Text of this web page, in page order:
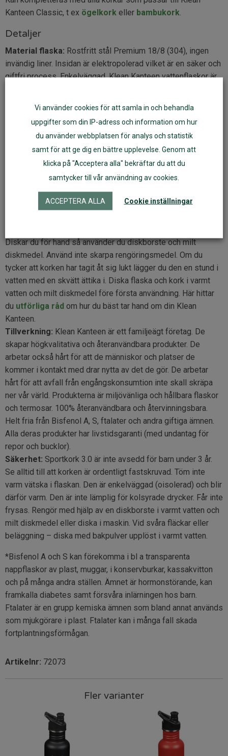
Kanteen Classic, t ex ögelkork eller bambukork.
Detaljer
Material flaska: Rostfritt stål Premium 18/8 (304), ingen
invändig liner. Insidan är elektropolerad vilket är en säker och
giftfri process. Enkelväggad. Klean Kanteen vattenflaskor är
ftalater och andra giftiga ämnen. Drickpip av
livsmedelsgodkänd silikon. Silikontätning mellan drickdel och
Borstat Stål, ofärgad med svart sportkork
höjd 23 cm utan kork, 27,6 cm inkl kork,
bottendiameter 7,3 cm, öppning diameter 4,4 cm
Flaskan rymmer 800 ml
Diskar du för hand så använder du diskborste och milt
diskmedel. Använd inte skarpa rengöringsmedel. Om du
tycker att korken har tagit åt sig lukt lägger du den en stund i
vatten med en skvätt ättika i. Diska flaska och kork i varmt
vatten och milt diskmedel före första användning. Här hittar
du utförliga råd om hur du bäst tar hand om din Klean
Kanteen.
Tillverkning: Klean Kanteen är ett familjeägt företag. De
skapar högkvalitativa och återanvändbara produkter. De
arbetar också hårt för att de människor och platser de
kommer i kontakt med drar nytta av det de gör. De arbetar
hårt för att avfall från engångskonsumtion inte skall skräpa
ner vår värld. Produkterna är miljövänliga och hållbara flaskor
och termosar. 100% återanvändbara och återvinningsbara.
Helt fria från Bisfenol A, S, ftalater och andra giftiga ämnen.
Alla deras produkter har livstidsgaranti (med undantag för
repor och bucklor).
Säkerhet: Sportkork 3.0 är inte avsedd för barn under 3 år.
Se alltid till att korken är ordentligt fastskruvad. Töm inte
varm vätska i flaskan. Den är enkelväggad (oisolerad) och blir
därför varm. Den är inte lämplig för kolsyrade drycker. Får inte
frysas. Rengör med hjälp av en diskborste i varmt vatten och
milt diskmedel eller diska i maskin. Vid svåra fläckar eller
beläggning – diska med bakpulver upplöst i varmt vatten.
*Bisfenol A och S kan förekomma i bl a transparenta
nappflaskor av plast, muggar, i konservburkar, kassakvitton
och på många andra ställen. Ämnet är hormonstörande, kan
framkalla diabetes samt försvåra inlärningen hos barn.
Ftalater är en grupp kemiska ämnen som bland annat används
som mjukgörare i plast. Ftalater kan i många fall skada
fortplantningsförmågan.
Artikelnr: 72073
Fler varianter
Vi använder cookies för att samla in och behandla
uppgifter som din IP-adress och information om hur
du använder webbplatsen för analys och statistik
samt för att ge dig en bättre upplevelse. Genom att
klicka på "Acceptera alla" bekräftar du att du
samtycker till vår användning av cookies.
ACCEPTERA ALLA Cookie inställningar